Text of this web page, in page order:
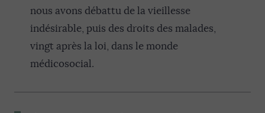
nous avons débattu de la vieillesse
indésirable, puis des droits des malades,
vingt après la loi, dans le monde
médicosocial.